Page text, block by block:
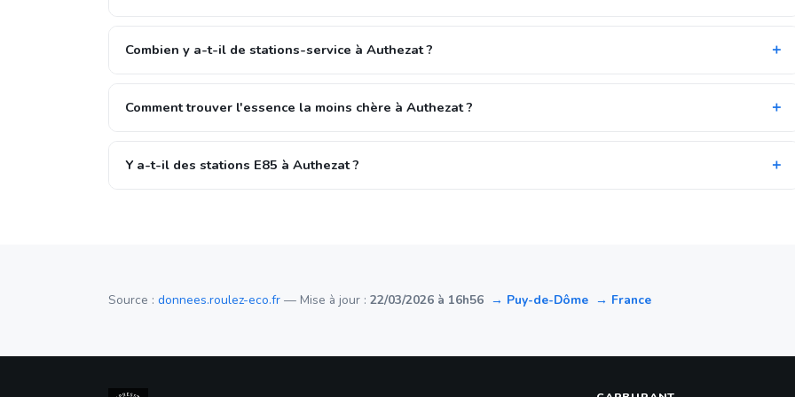
Combien y a-t-il de stations-service à Authezat ?
Comment trouver l'essence la moins chère à Authezat ?
Y a-t-il des stations E85 à Authezat ?
Source : donnees.roulez-eco.fr — Mise à jour : 22/03/2026 à 16h56 → Puy-de-Dôme → France